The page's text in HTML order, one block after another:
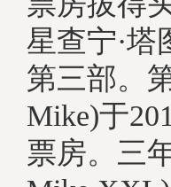
星查宁·塔
第三部。
Mike)于
票房。三